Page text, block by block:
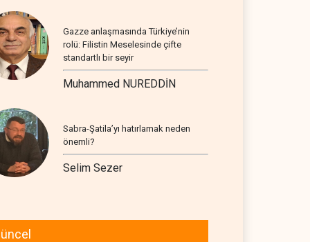
Gazze anlaşmasında Türkiye’nin
rolü: Filistin Meselesinde çifte
standartlı bir seyir
Muhammed NUREDDİN
Sabra-Şatila’yı hatırlamak neden
önemli?
Selim Sezer